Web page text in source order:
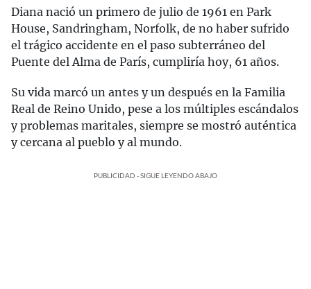
Diana nació un primero de julio de 1961 en Park
House, Sandringham, Norfolk, de no haber sufrido
el trágico accidente en el paso subterráneo del
Puente del Alma de París, cumpliría hoy, 61 años.
Su vida marcó un antes y un después en la Familia
Real de Reino Unido, pese a los múltiples escándalos
y problemas maritales, siempre se mostró auténtica
y cercana al pueblo y al mundo.
PUBLICIDAD - SIGUE LEYENDO ABAJO